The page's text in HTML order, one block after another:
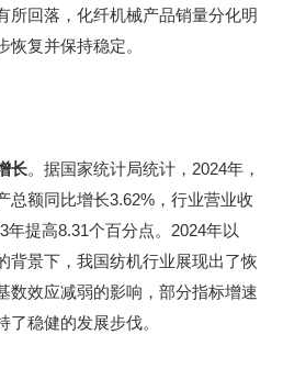
所回落，化纤机械产品销量分化明
恢复并保持稳定。
长。据国家统计局统计，2024年，
总额同比增长3.62%，行业营业收
年提高8.31个百分点。2024年以
背景下，我国纺机行业展现出了恢
数效应减弱的影响，部分指标增速
稳健的发展步伐。